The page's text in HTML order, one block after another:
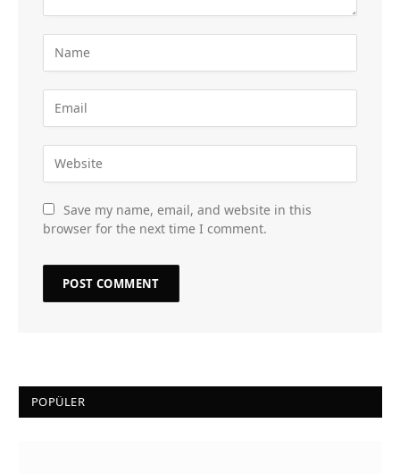
Save my name, email, and website in this
browser for the next time I comment.
POPÜLER